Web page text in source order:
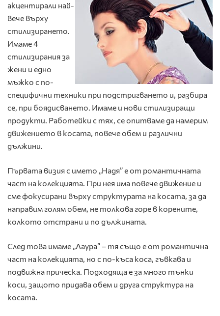
акцентирали най-
вече върху
стилизирането.
Имаме 4
стилизирания за
жени и едно
мъжко с по-
специфични техники при подстригването и, разбира
се, при боядисването. Имаме и нови стилизиращи
продукти. Работейки с тях, се опитваме да намерим
движението в косата, повече обем и различни
дължини.
Първата визия с името „Надя” е от романтичната
част на колекцията. При нея има повече движение и
сме фокусирани върху структурата на косата, за да
направим голям обем, не толкова горе в корените,
колкото отстрани и по дължината.
След това имаме „Лаура” – тя също е от романтична
част на колекцията, но с по-къса коса, гъвкава и
подвижна прическа. Подходяща е за много тънки
коси, защото придава обем и друга структура на
косата.